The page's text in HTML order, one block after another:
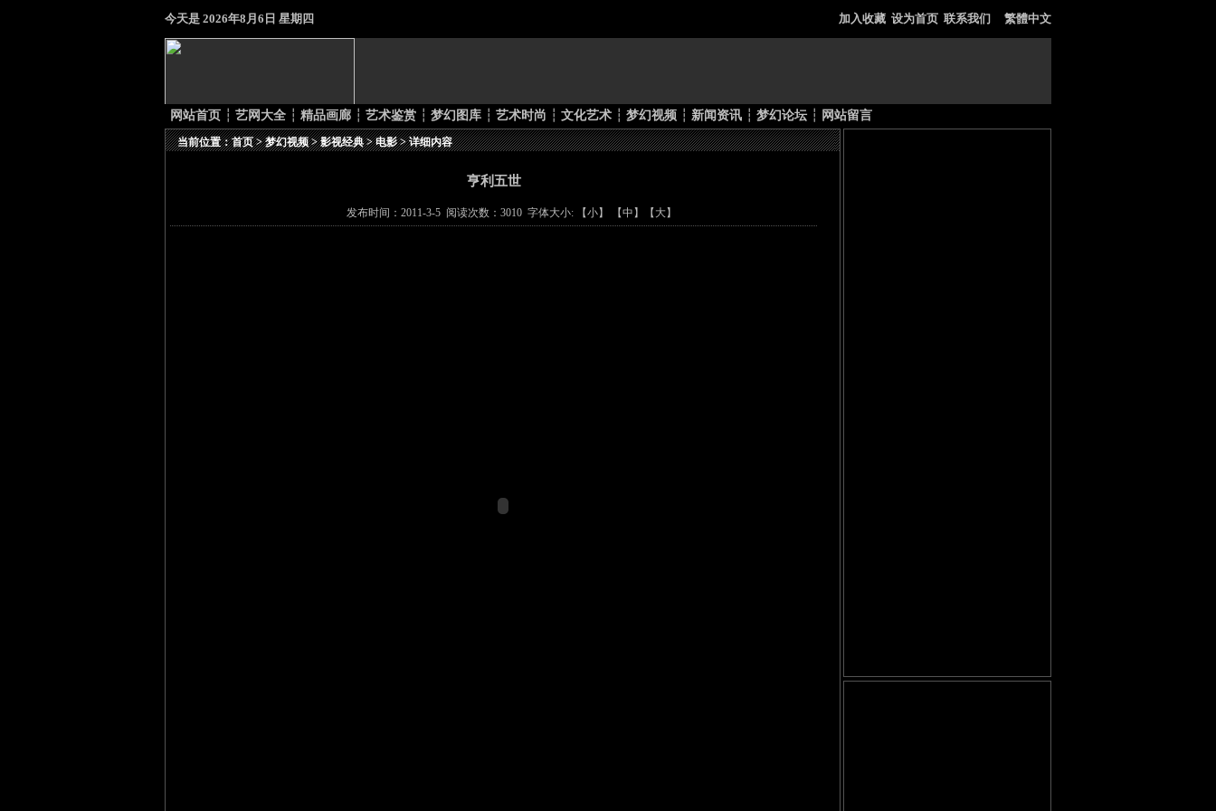
今天是 2026年8月6日 星期四 加入收藏 设为首页 联系我们 繁體中文
网站首页 ┆ 艺网大全 ┆ 精品画廊 ┆ 艺术鉴赏 ┆ 梦幻图库 ┆ 艺术时尚 ┆ 文化艺术 ┆ 梦幻视频 ┆ 新闻资讯 ┆ 梦幻论坛 ┆ 网站留言
当前位置：首页>梦幻视频>影视经典>电影> 详细内容
亨利五世
发布时间：2011-3-5 阅读次数：3010 字体大小: 【小】 【中 】【 大】